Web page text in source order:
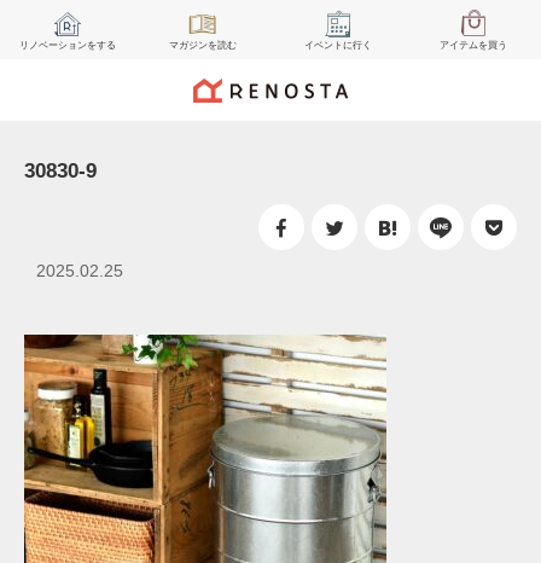
リノベーションをする マガジンを読む イベント に行く アイテムを買う
30830-9
2025.02.25